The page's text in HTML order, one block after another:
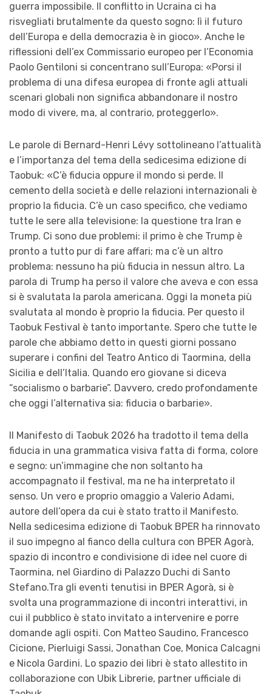
guerra impossibile. Il conflitto in Ucraina ci ha
risvegliati brutalmente da questo sogno: lì il futuro
dell’Europa e della democrazia è in gioco». Anche le
riflessioni dell’ex Commissario europeo per l’Economia
Paolo Gentiloni si concentrano sull’Europa: «Porsi il
problema di una difesa europea di fronte agli attuali
scenari globali non significa abbandonare il nostro
modo di vivere, ma, al contrario, proteggerlo».
Le parole di Bernard-Henri Lévy sottolineano l’attualità
e l’importanza del tema della sedicesima edizione di
Taobuk: «C’è fiducia oppure il mondo si perde. Il
cemento della società e delle relazioni internazionali è
proprio la fiducia. C’è un caso specifico, che vediamo
tutte le sere alla televisione: la questione tra Iran e
Trump. Ci sono due problemi: il primo è che Trump è
pronto a tutto pur di fare affari; ma c’è un altro
problema: nessuno ha più fiducia in nessun altro. La
parola di Trump ha perso il valore che aveva e con essa
si è svalutata la parola americana. Oggi la moneta più
svalutata al mondo è proprio la fiducia. Per questo il
Taobuk Festival è tanto importante. Spero che tutte le
parole che abbiamo detto in questi giorni possano
superare i confini del Teatro Antico di Taormina, della
Sicilia e dell’Italia. Quando ero giovane si diceva
“socialismo o barbarie”. Davvero, credo profondamente
che oggi l’alternativa sia: fiducia o barbarie».
Il Manifesto di Taobuk 2026 ha tradotto il tema della
fiducia in una grammatica visiva fatta di forma, colore
e segno: un’immagine che non soltanto ha
accompagnato il festival, ma ne ha interpretato il
senso. Un vero e proprio omaggio a Valerio Adami,
autore dell’opera da cui è stato tratto il Manifesto.
Nella sedicesima edizione di Taobuk BPER ha rinnovato
il suo impegno al fianco della cultura con BPER Agorà,
spazio di incontro e condivisione di idee nel cuore di
Taormina, nel Giardino di Palazzo Duchi di Santo
Stefano.Tra gli eventi tenutisi in BPER Agorà, si è
svolta una programmazione di incontri interattivi, in
cui il pubblico è stato invitato a intervenire e porre
domande agli ospiti. Con Matteo Saudino, Francesco
Cicione, Pierluigi Sassi, Jonathan Coe, Monica Calcagni
e Nicola Gardini. Lo spazio dei libri è stato allestito in
collaborazione con Ubik Librerie, partner ufficiale di